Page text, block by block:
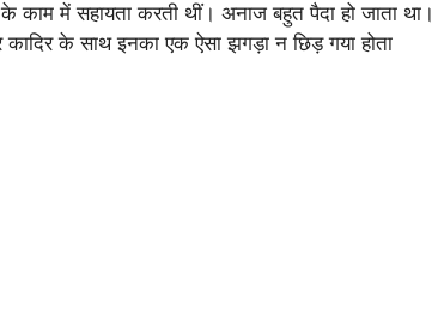
में सहायता करती थीं। अनाज बहुत पैदा हो जाता था।
के साथ इनका एक ऐसा झगड़ा न छिड़ गया होता